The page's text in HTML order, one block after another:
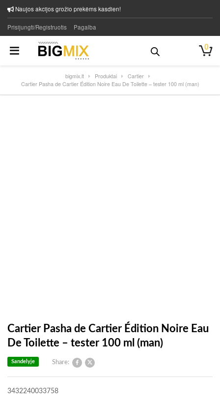
Naujos akcijos grožio prekėms kasdien!
Prisijungti/Registruotis Pagalba
0
bigmix.lt Produktai
Cartier
Cartier Pasha de Cartier Édition Noire Eau De Toilette – tester 100 ml (man)
Cartier Pasha de Cartier Édition Noire Eau
De Toilette – tester 100 ml (man)
Share:
Sandelyje
3432240033758